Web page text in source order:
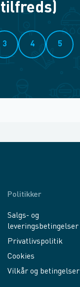
3 4 5
Politikker
Salgs- og
leveringsbetingelser
Privatlivspolitik
Cookies
Vilkår og betingelser